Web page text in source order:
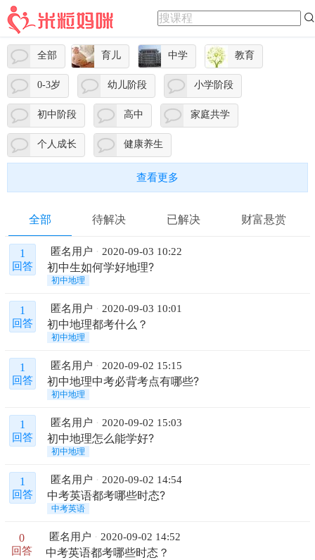
全部 育儿 中学 教育
0-3岁 幼儿阶段 小学阶段
初中阶段 高中 家庭共学
个人成长 健康养生
查看更多
全部 待解决 已解决 财富悬赏
1
回答
匿名用户 2020-09-03 10:22
初中生如何学好地理?
初中地理
1
回答
匿名用户 2020-09-03 10:01
初中地理都考什么？
初中地理
1
回答
匿名用户 2020-09-02 15:15
初中地理中考必背考点有哪些?
初中地理
1
回答
匿名用户 2020-09-02 15:03
初中地理怎么能学好?
初中地理
1
回答
匿名用户 2020-09-02 14:54
中考英语都考哪些时态?
中考英语
0
回答
匿名用户 2020-09-02 14:52
中考英语都考哪些时态？